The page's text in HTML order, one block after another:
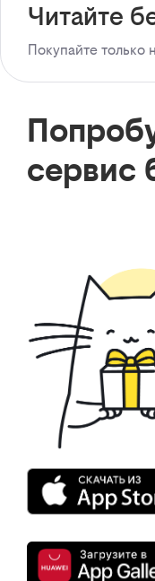
Читайте
Покупайте только
сервис